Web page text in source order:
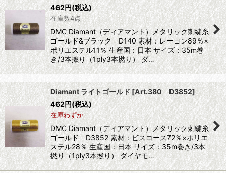
462円(税込)
在庫数4点
DMC Diamant（ディアマント）メタリック刺繍糸
ゴールド&ブラック D140 素材：レーヨン89％×
ポリエステル11％ 生産国：日本 サイズ：35m巻
き/3本撚り（1ply3本撚り） ダ…
Diamant ライトゴールド[Art.380 D3852]
462円(税込)
在庫わずか
DMC Diamant（ディアマント）メタリック刺繍糸
ゴールド D3852 素材：ビスコース72％×ポリエ
ステル28％ 生産国：日本 サイズ：35m巻き/3本
撚り（1ply3本撚り） ダイヤモ…